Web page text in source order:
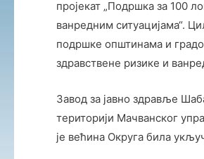
пројекат „Подршка за 100
ванредним ситуацијама“.
подршке општинама и
здравствене ризике и
Завод за јавно здравље
територији Мачванског
је већина Округа била